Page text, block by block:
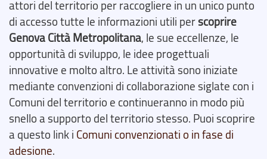
attori del territorio per raccogliere in un unico punto
di accesso tutte le informazioni utili perscoprire
Genova Città Metropolitana, le sue eccellenze, le
opportunità di sviluppo, le idee progettuali
innovative e molto altro. Le attività sono iniziate
mediante convenzioni di collaborazione siglate con i
Comuni del territorio e continueranno in modo più
snello a supporto del territorio stesso. Puoi scoprire
a questo link i Comuni convenzionati o in fase di
adesione.